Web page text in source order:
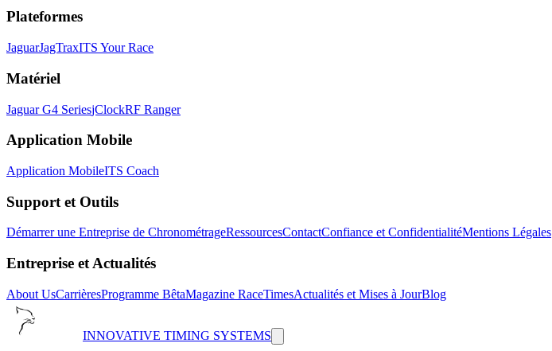
Plateformes
JaguarJagTraxITS Your Race
Matériel
Jaguar G4 SeriesjClockRF Ranger
Application Mobile
Application MobileITS Coach
Support et Outils
Démarrer une Entreprise de ChronométrageRessourcesContactConfiance et ConfidentialitéMentions Légales
Entreprise et Actualités
About UsCarrièresProgramme BêtaMagazine RaceTimesActualités et Mises à JourBlog
INNOVATIVE TIMING SYSTEMS